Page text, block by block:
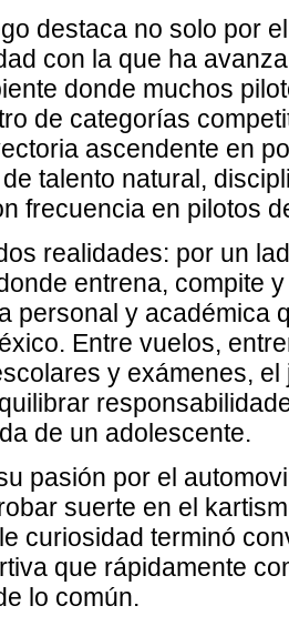
destaca no solo por
con la que ha
donde muchos
de categorías
ascendente en
talento natural,
frecuencia en pilotos
realidades: por un
entrena, compite
personal y académica
Entre vuelos,
y exámenes,
de un adolescente.
pasión por el
suerte en el
curiosidad terminó
que rápidamente
lo común.